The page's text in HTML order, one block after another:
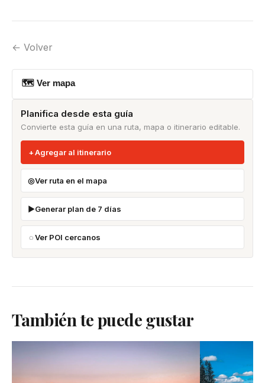
← Volver
🗺 Ver mapa
Planifica desde esta guía
Convierte esta guía en una ruta, mapa o itinerario editable.
Agregar al itinerario
Ver ruta en el mapa
Generar plan de 7 días
Ver POI cercanos
También te puede gustar